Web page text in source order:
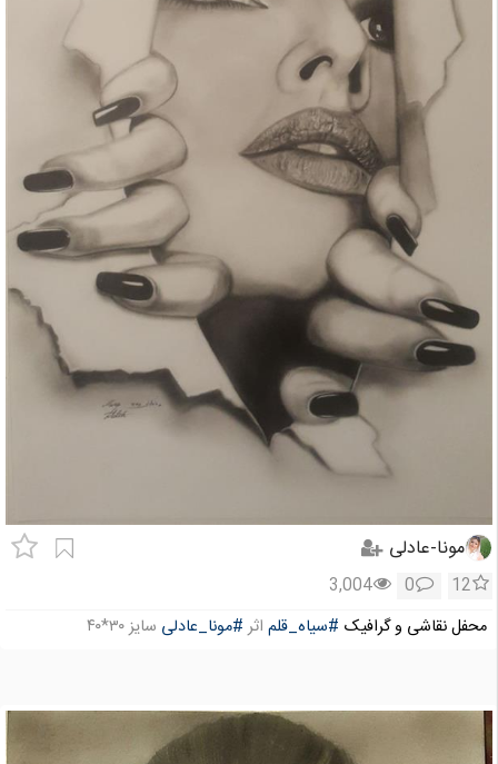
مونا-عادلی
12
0
3,004
محفل نقاشی و گرافیک #سیاه_قلم اثر#مونا_عادلی سایز ۳۰*۴۰